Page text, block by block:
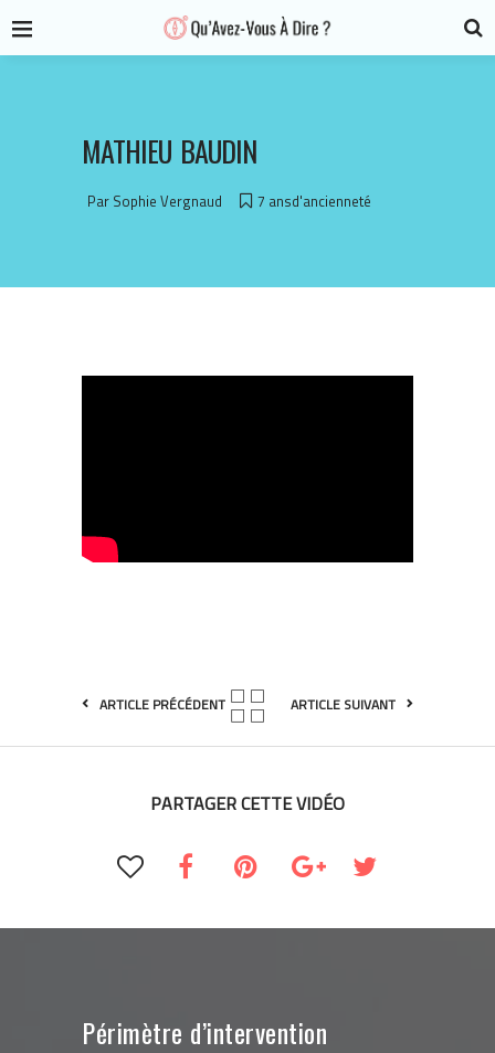
MATHIEU BAUDIN
Par Sophie Vergnaud 7 ansd'ancienneté
ARTICLE PRÉCÉDENT ARTICLE SUIVANT
PARTAGER CETTE VIDÉO
Périmètre d’intervention